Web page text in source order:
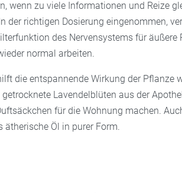
wenn zu viele Informationen und Reize
der richtigen Dosierung eingenommen,
des Nervensystems für äußere
normal arbeiten.
die entspannende Wirkung der Pflanze
Lavendelblüten aus der
für die Wohnung machen.
ätherische Öl in purer Form.